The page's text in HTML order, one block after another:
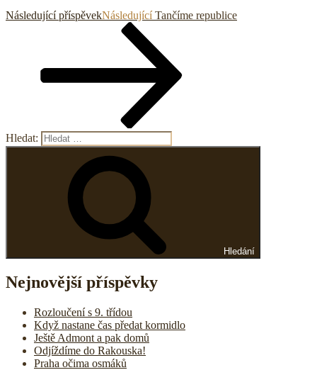
Následující příspěvekNásledující Tančíme republice
Hledat:
Hledání
Nejnovější příspěvky
Rozloučení s 9. třídou
Když nastane čas předat kormidlo
Ještě Admont a pak domů
Odjíždíme do Rakouska!
Praha očima osmáků